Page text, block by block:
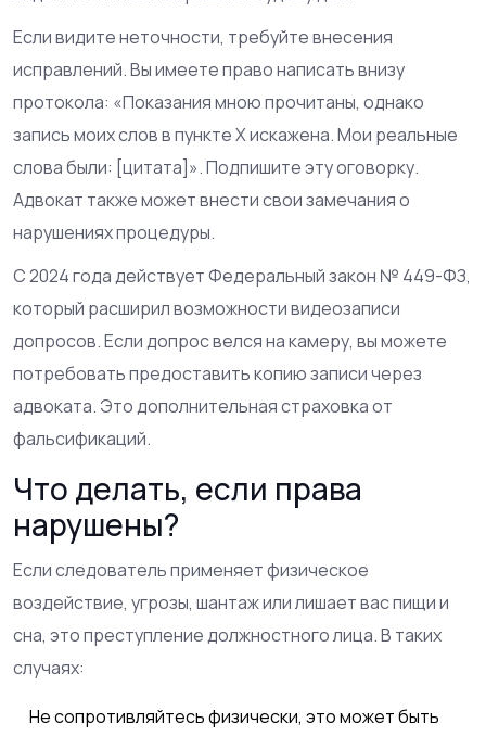
Если видите неточности, требуйте внесения
исправлений. Вы имеете право написать внизу
протокола: «Показания мною прочитаны, однако
запись моих слов в пункте X искажена. Мои реальные
слова были: [цитата]». Подпишите эту оговорку.
Адвокат также может внести свои замечания о
нарушениях процедуры.
С 2024 года действует Федеральный закон № 449-ФЗ,
который расширил возможности видеозаписи
допросов. Если допрос велся на камеру, вы можете
потребовать предоставить копию записи через
адвоката. Это дополнительная страховка от
фальсификаций.
Что делать, если права
нарушены?
Если следователь применяет физическое
воздействие, угрозы, шантаж или лишает вас пищи и
сна, это преступление должностного лица. В таких
случаях:
Не сопротивляйтесь физически, это может быть